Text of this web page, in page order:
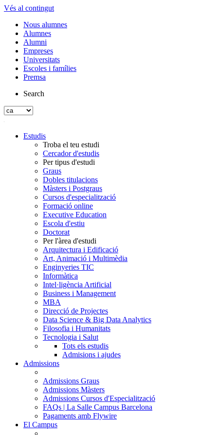
Vés al contingut
Nous alumnes
Alumnes
Alumni
Empreses
Universitats
Escoles i famílies
Premsa
Search
Estudis
Troba el teu estudi
Cercador d'estudis
Per tipus d'estudi
Graus
Dobles titulacions
Màsters i Postgraus
Cursos d'especialització
Formació online
Executive Education
Escola d'estiu
Doctorat
Per l'àrea d'estudi
Arquitectura i Edificació
Art, Animació i Multimèdia
Enginyeries TIC
Informàtica
Intel·ligència Artificial
Business i Management
MBA
Direcció de Projectes
Data Science & Big Data Analytics
Filosofia i Humanitats
Tecnologia i Salut
Tots els estudis
Admisions i ajudes
Admissions
Admissions Graus
Admissions Màsters
Admissions Cursos d'Especialització
FAQs | La Salle Campus Barcelona
Pagaments amb Flywire
El Campus